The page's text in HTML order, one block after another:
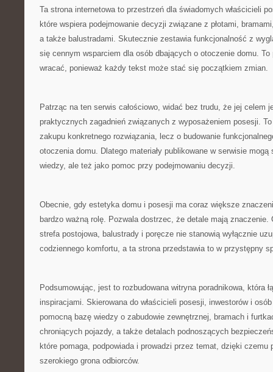
Ta strona internetowa to przestrzeń dla świadomych właścicieli
które wspiera podejmowanie decyzji związane z płotami,
a także balustradami. Skutecznie zestawia funkcjonalność z
się cennym wsparciem dla osób dbających o otoczenie domu.
wracać, ponieważ każdy tekst może stać się początkiem zmian.
Patrząc na ten serwis całościowo, widać bez trudu, że jej celem
praktycznych zagadnień związanych z wyposażeniem posesji.
zakupu konkretnego rozwiązania, lecz o budowanie
otoczenia domu. Dlatego materiały publikowane w serwisie
wiedzy, ale też jako pomoc przy podejmowaniu decyzji.
Obecnie, gdy estetyka domu i posesji ma coraz większe
bardzo ważną rolę. Pozwala dostrzec, że detale mają znaczenie.
strefa postojowa, balustrady i poręcze nie stanowią wyłącznie
codziennego komfortu, a ta strona przedstawia to w przystępny
Podsumowując, jest to rozbudowana witryna poradnikowa, która
inspiracjami. Skierowana do właścicieli posesji, inwestorów i
pomocną bazę wiedzy o zabudowie zewnętrznej, bramach i
chroniących pojazdy, a także detalach podnoszących
które pomaga, podpowiada i prowadzi przez temat, dzięki czemu
szerokiego grona odbiorców.